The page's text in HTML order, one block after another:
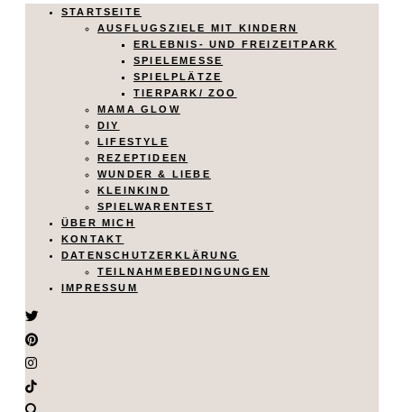
STARTSEITE
AUSFLUGSZIELE MIT KINDERN
ERLEBNIS- UND FREIZEITPARK
SPIELEMESSE
SPIELPLÄTZE
TIERPARK/ ZOO
MAMA GLOW
DIY
LIFESTYLE
REZEPTIDEEN
WUNDER & LIEBE
KLEINKIND
SPIELWARENTEST
ÜBER MICH
KONTAKT
DATENSCHUTZERKLÄRUNG
TEILNAHMEBEDINGUNGEN
IMPRESSUM